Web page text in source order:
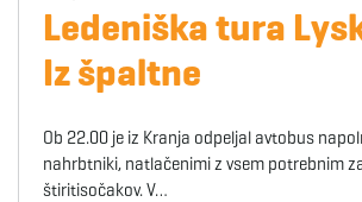
Ledeniška tura
Iz špaltne
Ob 22.00 je iz Kranja odpeljal avtobus
nahrbtniki, natlačenimi z vsem potrebnim
štiritisočakov. V…